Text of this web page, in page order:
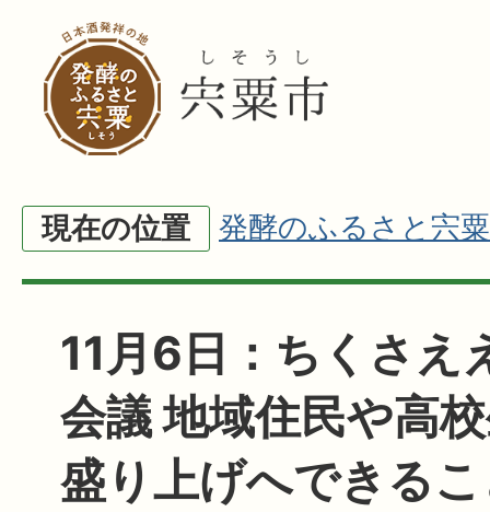
現在の位置 発酵のふるさと宍粟
11月6日：ちくさえ
会議 地域住民や高
盛り上げへできる